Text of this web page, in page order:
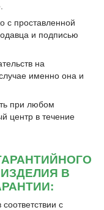
с проставленной
и подписью
на
именно она и
при любом
центр в течение
В
с